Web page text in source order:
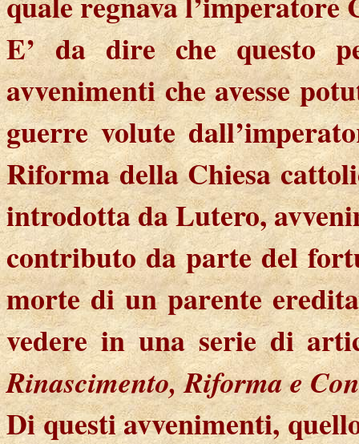
E’ da dire che questo
avvenimenti che avesse
guerre volute
Riforma della Chiesa
introdotta da Lutero,
contributo da parte del
morte di un parente
vedere in una serie di
Rinascimento, Riforma e
Di questi avvenimenti,